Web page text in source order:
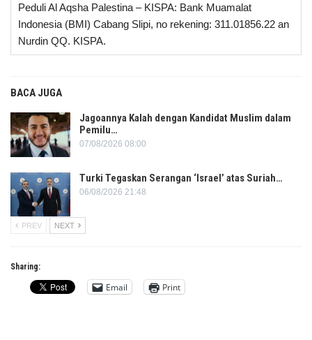
Peduli Al Aqsha Palestina – KISPA: Bank Muamalat
Indonesia (BMI) Cabang Slipi, no rekening: 311.01856.22 an
Nurdin QQ. KISPA.
BACA JUGA
Jagoannya Kalah dengan Kandidat Muslim dalam
Pemilu…
07/08/2026 08:00
Turki Tegaskan Serangan ‘Israel’ atas Suriah…
06/08/2026 21:48
PREV NEXT
Sharing:
Email Print